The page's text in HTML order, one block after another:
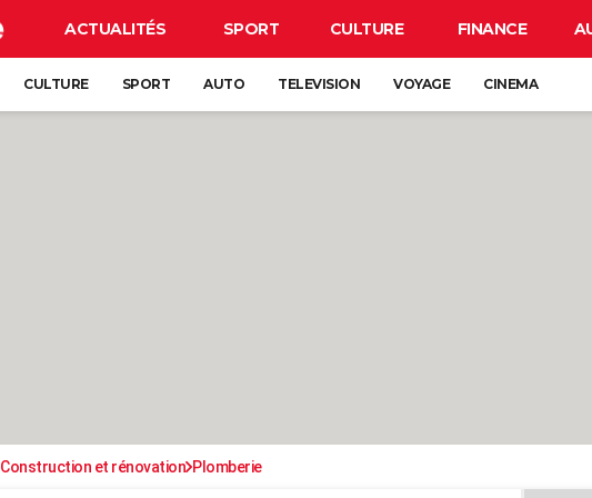
ACTUALITÉS SPORT CULTURE FINANCE
CULTURE SPORT AUTO TELEVISION VOYAGE CINEMA
Construction et rénovation Plomberie